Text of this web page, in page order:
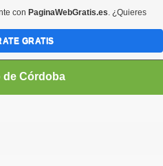
de Córdoba
con PaginaWebGratis.es. ¿Quieres
GRATIS